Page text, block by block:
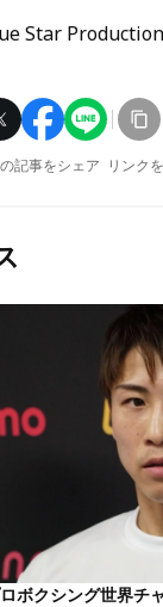
Star
記事をシェア リンク
ボクシング世界チ